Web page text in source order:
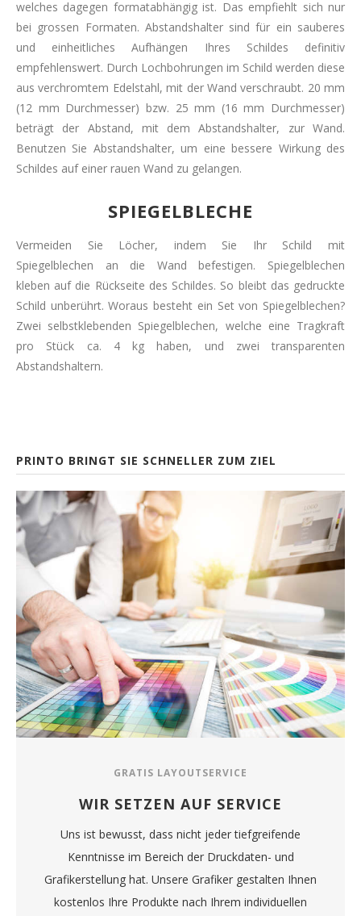
welches dagegen formatabhängig ist. Das empfiehlt sich nur
bei grossen Formaten. Abstandshalter sind für ein sauberes
und einheitliches Aufhängen Ihres Schildes definitiv
empfehlenswert. Durch Lochbohrungen im Schild werden diese
aus verchromtem Edelstahl, mit der Wand verschraubt. 20 mm
(12 mm Durchmesser) bzw. 25 mm (16 mm Durchmesser)
beträgt der Abstand, mit dem Abstandshalter, zur Wand.
Benutzen Sie Abstandshalter, um eine bessere Wirkung des
Schildes auf einer rauen Wand zu gelangen.
SPIEGELBLECHE
Vermeiden Sie Löcher, indem Sie Ihr Schild mit
Spiegelblechen an die Wand befestigen. Spiegelblechen
kleben auf die Rückseite des Schildes. So bleibt das gedruckte
Schild unberührt. Woraus besteht ein Set von Spiegelblechen?
Zwei selbstklebenden Spiegelblechen, welche eine Tragkraft
pro Stück ca. 4 kg haben, und zwei transparenten
Abstandshaltern.
PRINTO BRINGT SIE SCHNELLER ZUM ZIEL
GRATIS LAYOUTSERVICE
WIR SETZEN AUF SERVICE
Uns ist bewusst, dass nicht jeder tiefgreifende
Kenntnisse im Bereich der Druckdaten- und
Grafikerstellung hat. Unsere Grafiker gestalten Ihnen
kostenlos Ihre Produkte nach Ihrem individuellen